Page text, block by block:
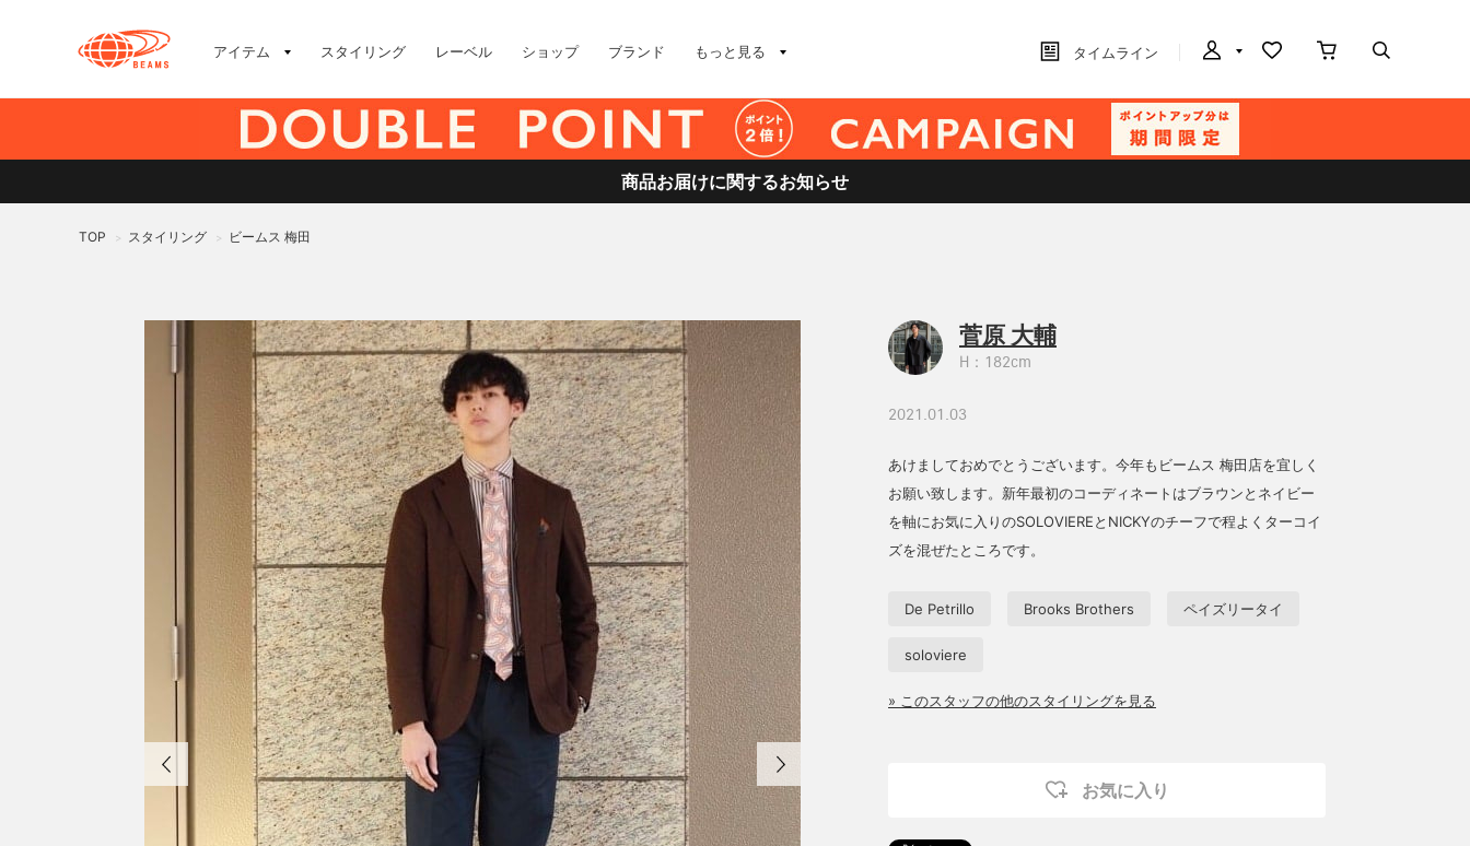
アイテム スタイリング レーベル ショップ ブランド もっと見る タイムライン
商品お届けに関するお知らせ
TOP > スタイリング > ビームス 梅田
菅原 大輔
H：182cm
2021.01.03
あけましておめでとうございます。今年もビームス 梅田店を宜しく
お願い致します。新年最初のコーディネートはブラウンとネイビー
を軸にお気に入りのSOLOVIEREとNICKYのチーフで程よくターコイ
ズを混ぜたところです。
De Petrillo Brooks Brothers ペイズリータイ
soloviere
» このスタッフの他のスタイリングを見る
お気に入り